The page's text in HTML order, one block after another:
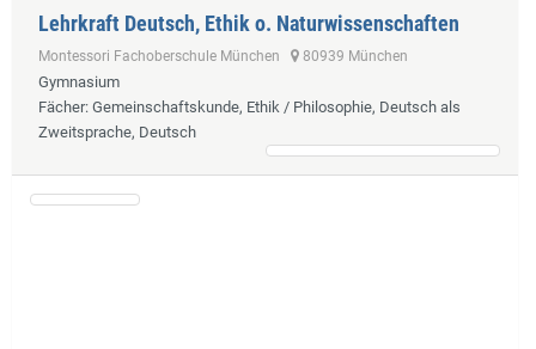
Lehrkraft Deutsch, Ethik o. Naturwissenschaften
Montessori Fachoberschule München 80939 München
Gymnasium
Fächer: Gemeinschaftskunde, Ethik / Philosophie, Deutsch als
Zweitsprache, Deutsch